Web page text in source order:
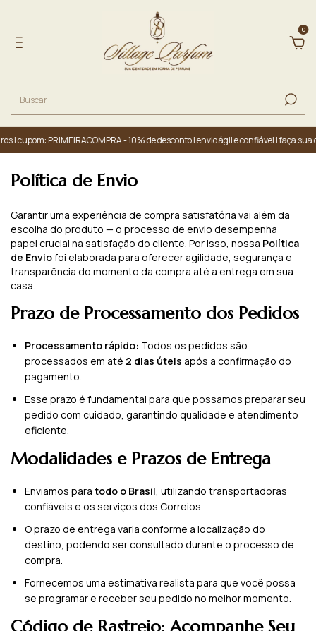
0
| cupom: PRIMEIRACOMPRA - 10% de desconto | envio ágil e confiável | faça
Política de Envio
Garantir uma experiência de compra satisfatória vai além da
escolha do produto — o processo de envio desempenha
papel crucial na satisfação do cliente. Por isso, nossa Política
de Enviofoi elaborada para oferecer agilidade, segurança e
transparência do momento da compra até a entrega em sua
casa.
Prazo de Processamento dos Pedidos
Processamento rápido: Todos os pedidos são
processados em até 2 dias úteis após a confirmação do
pagamento.
Esse prazo é fundamental para que possamos preparar seu
pedido com cuidado, garantindo qualidade e atendimento
eficiente.
Modalidades e Prazos de Entrega
Enviamos para todo o Brasil, utilizando transportadoras
confiáveis e os serviços dos Correios.
O prazo de entrega varia conforme a localização do
destino, podendo ser consultado durante o processo de
compra.
Fornecemos uma estimativa realista para que você possa
se programar e receber seu pedido no melhor momento.
Código de Rastreio: Acompanhe Seu